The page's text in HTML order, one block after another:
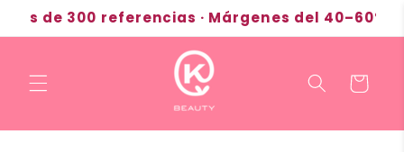
directamente
al contenido
300 referencias · Márgenes del 40–60% ·
Carrito
Ir